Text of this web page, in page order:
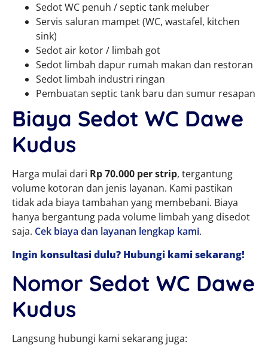
Sedot WC penuh / septic tank meluber
Servis saluran mampet (WC, wastafel, kitchen
sink)
Sedot air kotor / limbah got
Sedot limbah dapur rumah makan dan restoran
Sedot limbah industri ringan
Pembuatan septic tank baru dan sumur resapan
Biaya Sedot WC Dawe
Kudus
Harga mulai dari Rp 70.000 per strip, tergantung
volume kotoran dan jenis layanan. Kami pastikan
tidak ada biaya tambahan yang membebani. Biaya
hanya bergantung pada volume limbah yang disedot
saja. Cek biaya dan layanan lengkap kami.
Ingin konsultasi dulu? Hubungi kami sekarang!
Nomor Sedot WC Dawe
Kudus
Langsung hubungi kami sekarang juga: